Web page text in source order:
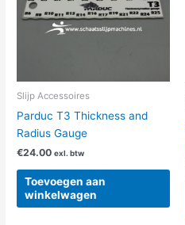
Slijp Accessoires
Parduc T3 Thickness and
Radius Gauge
€24.00 exl. btw
Toevoegen aan
winkelwagen